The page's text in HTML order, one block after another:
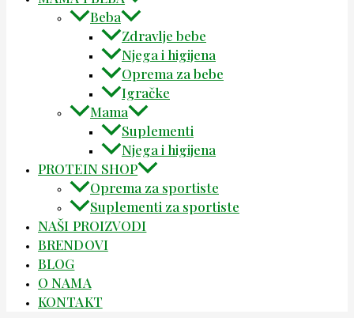
Beba
Zdravlje bebe
Njega i higijena
Oprema za bebe
Igračke
Mama
Suplementi
Njega i higijena
PROTEIN SHOP
Oprema za sportiste
Suplementi za sportiste
NAŠI PROIZVODI
BRENDOVI
BLOG
O NAMA
KONTAKT